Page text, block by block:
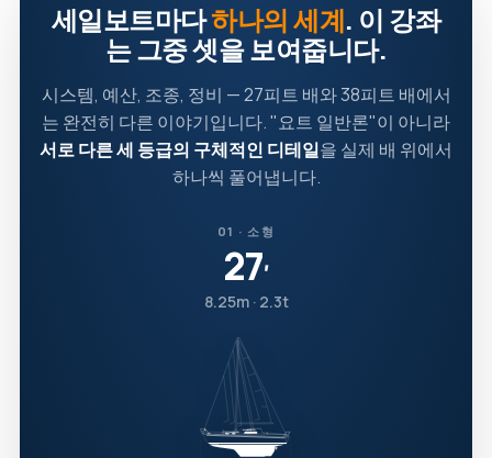
세일보트마다하나의 세계. 이 강좌
는 그중 셋을 보여줍니다.
시스템, 예산, 조종, 정비 — 27피트 배와 38피트 배에서
는 완전히 다른 이야기입니다. "요트 일반론"이 아니라
서로 다른 세 등급의 구체적인 디테일을 실제 배 위에서
하나씩 풀어냅니다.
01 · 소형
27′
8.25m · 2.3t